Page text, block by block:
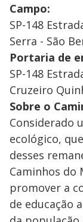
Campo:
SP-148
Serra - São
Portaria de
SP-148
Cruzeiro
Sobre o
Considerado
ecológico,
desses
Caminhos do
promover a
de educação